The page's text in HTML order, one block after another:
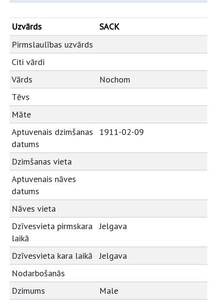
Uzvārds
SACK
Pirmslaulības uzvārds
Citi vārdi
Vārds
Nochom
Tēvs
Māte
Aptuvenais dzimšanas
datums
1911-02-09
Dzimšanas vieta
Aptuvenais nāves
datums
Nāves vieta
Dzīvesvieta pirmskara
laikā
Jelgava
Dzīvesvieta kara laikā
Jelgava
Nodarbošanās
Dzimums
Male